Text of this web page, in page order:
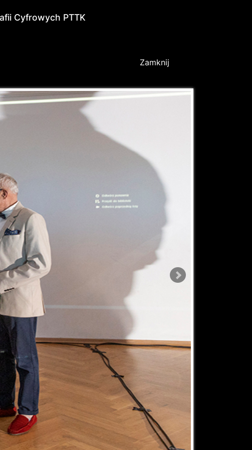
Cyfrowych PTTK
Zamknij